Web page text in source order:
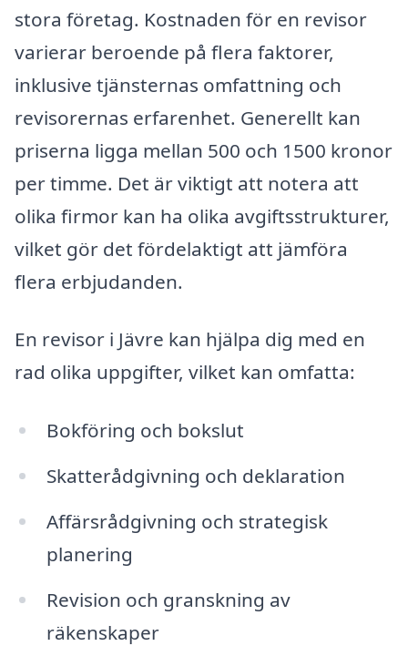
stora företag. Kostnaden för en revisor
varierar beroende på flera faktorer,
inklusive tjänsternas omfattning och
revisorernas erfarenhet. Generellt kan
priserna ligga mellan 500 och 1500 kronor
per timme. Det är viktigt att notera att
olika firmor kan ha olika avgiftsstrukturer,
vilket gör det fördelaktigt att jämföra
flera erbjudanden.
En revisor i Jävre kan hjälpa dig med en
rad olika uppgifter, vilket kan omfatta:
Bokföring och bokslut
Skatterådgivning och deklaration
Affärsrådgivning och strategisk
planering
Revision och granskning av
räkenskaper